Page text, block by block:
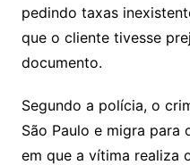
pedindo taxas
que o cliente tivesse
documento.
Segundo a polícia, o
São Paulo e migra
em que a vítima realiza